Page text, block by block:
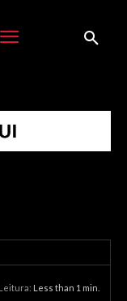
Less than 1 min.